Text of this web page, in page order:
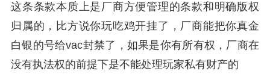
这条条款本质上是厂商方便管理的条款和明确版权
归属的，比方说你玩吃鸡开挂了，厂商能把你真金
白银的号给vac封禁了，如果是你有所有权，厂商在
没有执法权的前提下是不能处理玩家私有财产的